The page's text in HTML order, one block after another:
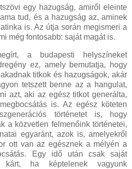
egy hazugság, amiről eleinte
tud, és a hazugság az, aminek
is. Az útja során megismeri a
még fontosabb: saját magát is.
a budapesti helyszíneket
ez, amely bemutatja, hogy
titkok és hazugságok, akár
tetszett benne az a hangulat,
azt, aki az egész titkot generálta,
is. Az egész köteten
történetet is, hogy
a közvetlen felmenőink történetei,
egyaránt, azok is, amelyekről
ott van az egésznek a mélyén a
Egy idő után csak saját
kárt, ha képtelenek vagyunk